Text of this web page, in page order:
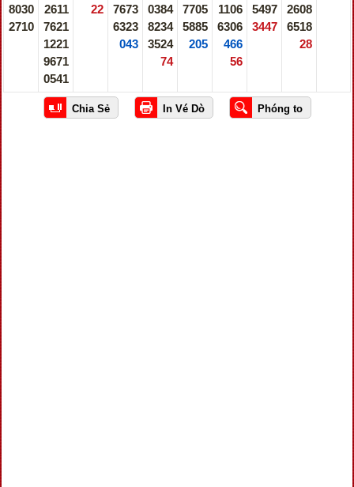
8030
2710
2611
7621
1221
9671
0541
22
7673
6323
043
0384
8234
3524
74
7705
5885
205
1106
6306
466
56
5497
3447
2608
6518
28